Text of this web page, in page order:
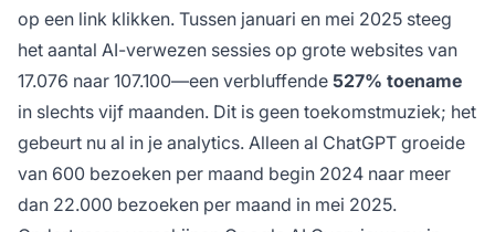
op een link klikken. Tussen januari en mei 2025 steeg
het aantal AI-verwezen sessies op grote websites van
17.076 naar 107.100—een verbluffende 527% toename
in slechts vijf maanden. Dit is geen toekomstmuziek; het
gebeurt nu al in je analytics. Alleen al ChatGPT groeide
van 600 bezoeken per maand begin 2024 naar meer
dan 22.000 bezoeken per maand in mei 2025.